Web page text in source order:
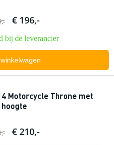
€ 196,-
bij de leverancier
Motorcycle Throne met
€ 210,-